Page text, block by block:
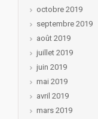
octobre 2019
septembre 2019
août 2019
juillet 2019
juin 2019
mai 2019
avril 2019
mars 2019